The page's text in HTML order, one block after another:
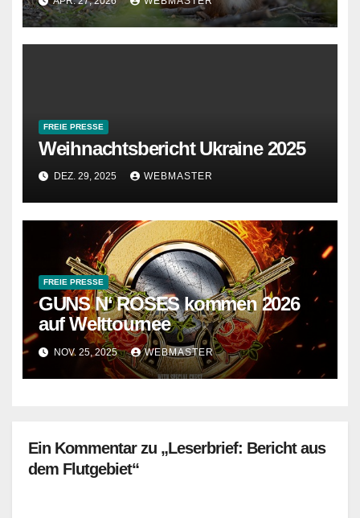
FREIE PRESSE
Weihnachtsbericht Ukraine 2025
DEZ. 29, 2025 WEBMASTER
FREIE PRESSE
GUNS N‘ ROSES kommen 2026
auf Welttournee
NOV. 25, 2025 WEBMASTER
Ein Kommentar zu „Leserbrief: Bericht aus
dem Flutgebiet“